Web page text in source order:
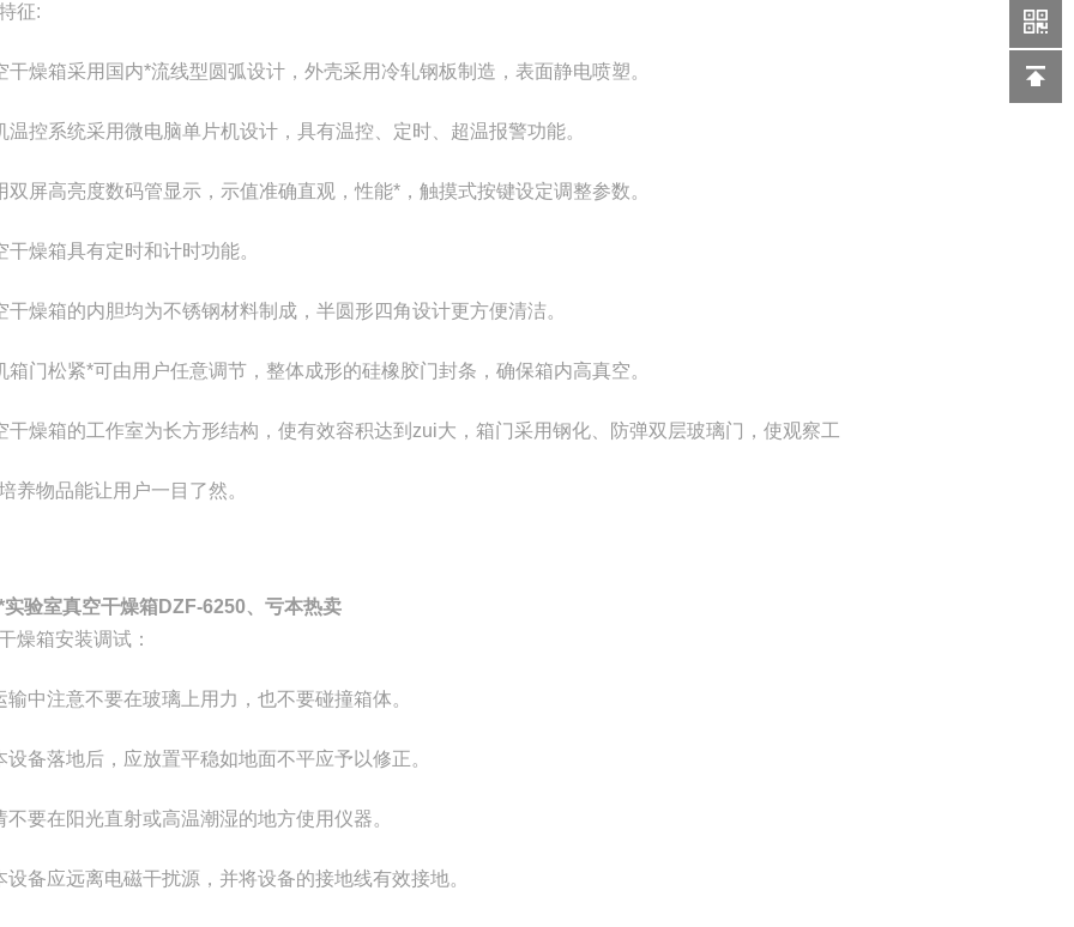
征:
干燥箱采用国内*流线型圆弧设计，外壳采用冷轧钢板制造，表面静电喷塑。
温控系统采用微电脑单片机设计，具有温控、定时、超温报警功能。
双屏高亮度数码管显示，示值准确直观，性能*，触摸式按键设定调整参数。
干燥箱具有定时和计时功能。
干燥箱的内胆均为不锈钢材料制成，半圆形四角设计更方便清洁。
箱门松紧*可由用户任意调节，整体成形的硅橡胶门封条，确保箱内高真空。
干燥箱的工作室为长方形结构，使有效容积达到zui大，箱门采用钢化、防弹双层玻璃门，使观察工
养物品能让用户一目了然。
实验室真空干燥箱DZF-6250、亏本热卖
燥箱安装调试：
输中注意不要在玻璃上用力，也不要碰撞箱体。
设备落地后，应放置平稳如地面不平应予以修正。
不要在阳光直射或高温潮湿的地方使用仪器。
设备应远离电磁干扰源，并将设备的接地线有效接地。